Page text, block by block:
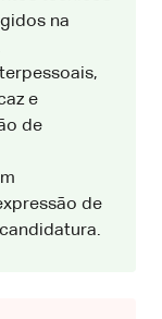
na
e
de
de